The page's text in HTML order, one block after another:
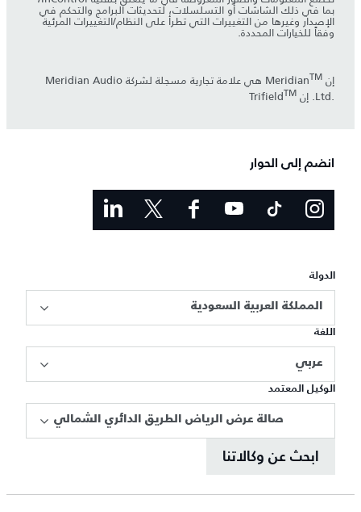
بما في ذلك الشاشات أو التسلسلات، لتحديثات البرامج والتحكم في
الإصدار وغيرها من التغييرات التي تطرأ على النظام/التغييرات المرئية
وفقاً للخيارات المحددة.
إنMeridian TM
‎ هي علامة تجارية مسجلة لشركة Meridian Audio
Ltd.‎. إن Trifield
TM
انضم إلى الحوار
الدولة
المملكة العربية السعودية
اللغة
عربي
الوكيل المعتمد
صالة عرض الرياض الطريق الدائري الشمالي
ابحث عن وكالاتنا